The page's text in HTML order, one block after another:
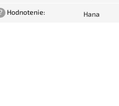
Hodnotenie: Hana